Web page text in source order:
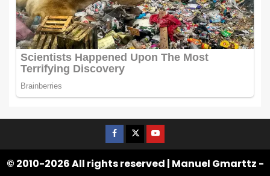
© 2010-2026 All rights reserved | Manuel Gmarttz -